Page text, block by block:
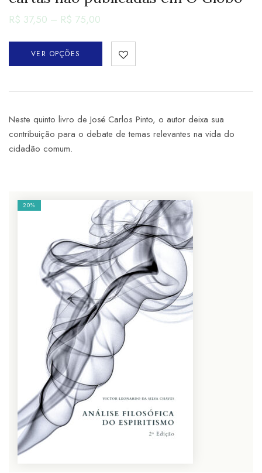
R$ 37,50 – R$ 75,00
VER OPÇÕES
Neste quinto livro de José Carlos Pinto, o autor deixa sua
contribuição para o debate de temas relevantes na vida do
cidadão comum.
20%